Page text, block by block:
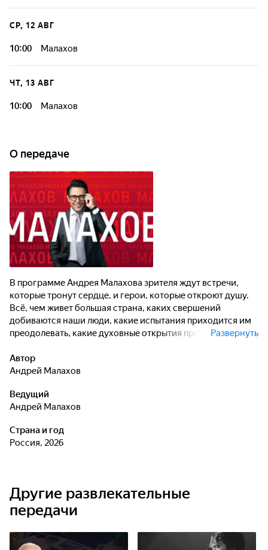
СР, 12 АВГ
10:00 Малахов
ЧТ, 13 АВГ
10:00 Малахов
О передаче
В программе Андрея Малахова зрителя ждут встречи,
которые тронут сердце, и герои, которые откроют душу.
Всё, чем живет большая страна, каких свершений
добиваются наши люди, какие испытания приходится им
преодолевать, какие духовные открытия происходят в их
гости программы.
Развернуть
Автор
Андрей Малахов
Ведущий
Андрей Малахов
Страна и год
Россия, 2026
Другие развлекательные
передачи